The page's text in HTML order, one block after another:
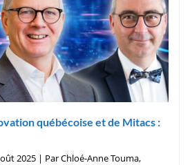
québécoise et de Mitacs :
2025 | Par Chloé-Anne Touma,